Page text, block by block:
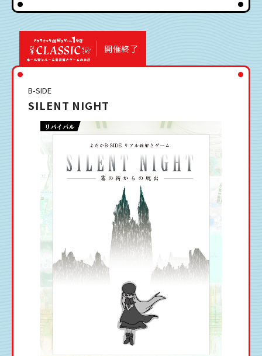
開催終了
B-SIDE
SILENT NIGHT